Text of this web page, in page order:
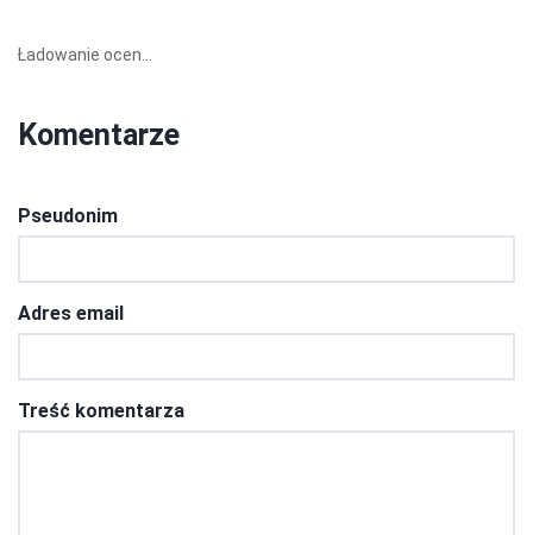
Ładowanie ocen...
Komentarze
Pseudonim
Adres email
Treść komentarza